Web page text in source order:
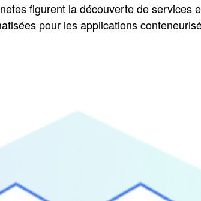
figurent la découverte de
pour les applications